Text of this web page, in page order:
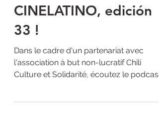
Cápsula #7 -
CINELATINO, edición
33 !
Dans le cadre d'un partenariat avec
l'association à but non-lucratif Chili
de novembre 2020 de...